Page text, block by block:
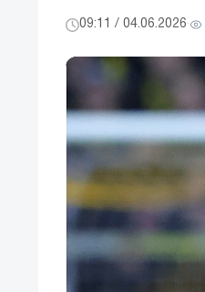
09:11 / 04.06.2026·